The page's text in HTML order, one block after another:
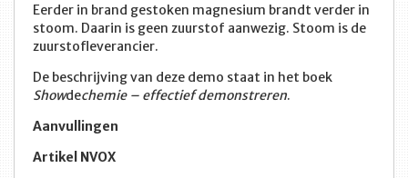
Eerder in brand gestoken magnesium brandt verder in
stoom. Daarin is geen zuurstof aanwezig. Stoom is de
zuurstofleverancier.
De beschrijving van deze demo staat in het boek
Showdechemie – effectief demonstreren.
Aanvullingen
Artikel NVOX